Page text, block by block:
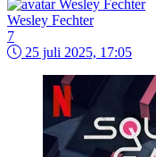
Wesley Fechter
7
25 juli 2025, 17:05